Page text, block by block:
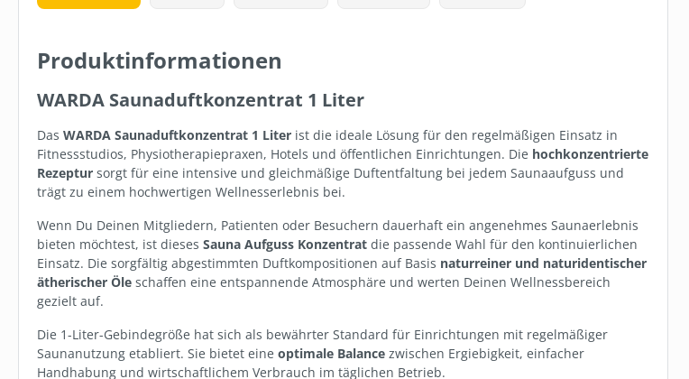
Produktinformationen
WARDA Saunaduftkonzentrat 1 Liter
Das WARDA Saunaduftkonzentrat 1 Liter ist die ideale Lösung für den regelmäßigen Einsatz in
Fitnessstudios, Physiotherapiepraxen, Hotels und öffentlichen Einrichtungen. Die hochkonzentrierte
Rezeptur sorgt für eine intensive und gleichmäßige Duftentfaltung bei jedem Saunaaufguss und
trägt zu einem hochwertigen Wellnesserlebnis bei.
Wenn Du Deinen Mitgliedern, Patienten oder Besuchern dauerhaft ein angenehmes Saunaerlebnis
bieten möchtest, ist dieses Sauna Aufguss Konzentrat die passende Wahl für den kontinuierlichen
Einsatz. Die sorgfältig abgestimmten Duftkompositionen auf Basis naturreiner und naturidentischer
ätherischer Öle schaffen eine entspannende Atmosphäre und werten Deinen Wellnessbereich
gezielt auf.
Die 1-Liter-Gebindegröße hat sich als bewährter Standard für Einrichtungen mit regelmäßiger
Saunanutzung etabliert. Sie bietet eine optimale Balance zwischen Ergiebigkeit, einfacher
Handhabung und wirtschaftlichem Verbrauch im täglichen Betrieb.
SW112175.31
WARDA
SW112176.31
WARDA
SW112582.1
WARDA SAUNA-SET